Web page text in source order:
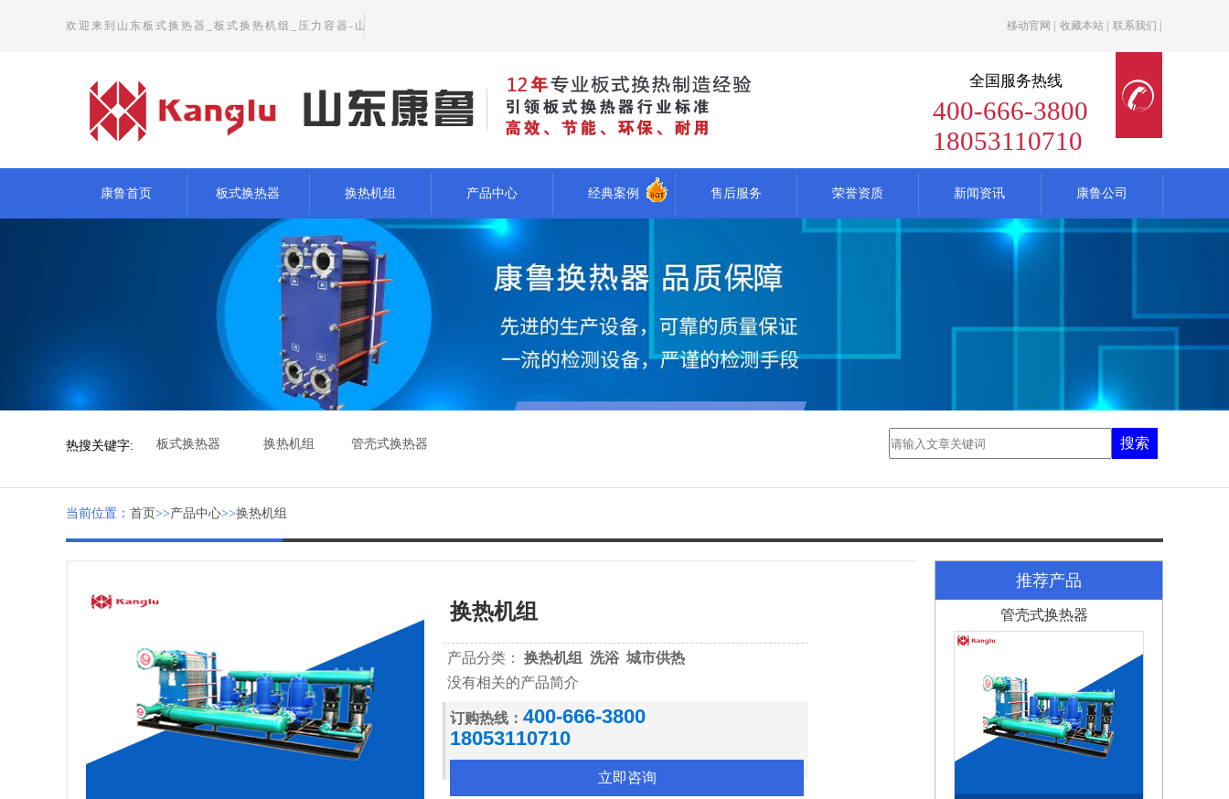
欢迎来到山东板式换热器_板式换热机组_压力容器-山 移动官网 收藏本站| 联系我们
全国服务热线
400-666-3800
18053110710
康鲁首页 板式换热器 换热机组 产品中心 经典案例 售后服务 荣誉资质 新闻资讯 康鲁公司
热搜关键字: 板式换热器 换热机组 管壳式换热器 搜索
当前位置： 首页>>产品中心>>换热机组
换热机组
产品分类： 换热机组 洗浴 城市供热
没有相关的产品简介
订购热线： 400-666-3800
18053110710
立即咨询
推荐产品
管壳式换热器